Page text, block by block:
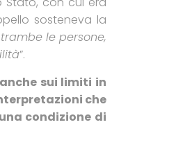
sosteneva la
le persone,
”.
sui limiti in
che
condizione di